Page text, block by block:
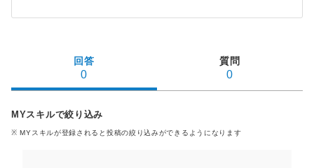
回答
0
質問
0
MYスキルで絞り込み
※ MYスキルが登録される と投稿の絞り込みができるようになります